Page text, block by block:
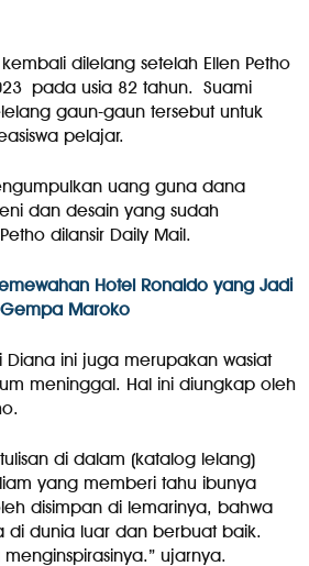
dilelang setelah Ellen Petho
pada usia 82 tahun. Suami
gaun-gaun tersebut untuk
pelajar.
uang guna dana
dan desain yang sudah
dilansir Daily Mail.
Hotel Ronaldo yang Jadi
Maroko
Diana ini juga merupakan wasiat
meninggal. Hal ini diungkap oleh
di dalam (katalog lelang)
yang memberi tahu ibunya
disimpan di lemarinya, bahwa
di dunia luar dan berbuat baik.
ujarnya.